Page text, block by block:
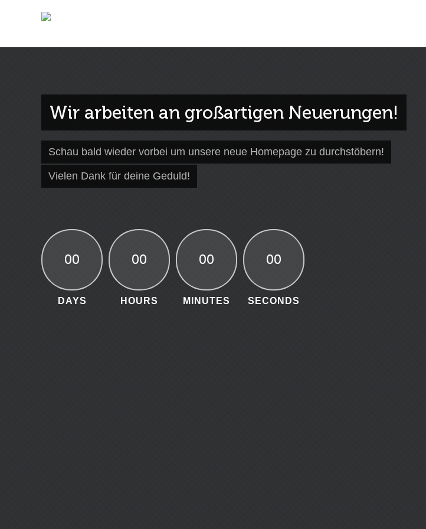
Wir arbeiten an großartigen Neuerungen!
Schau bald wieder vorbei um unsere neue Homepage zu durchstöbern!
Vielen Dank für deine Geduld!
00
DAYS
00
HOURS
00
MINUTES
00
SECONDS